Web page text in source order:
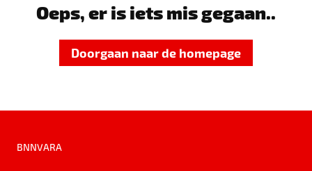
Oeps, er is iets mis gegaan..
Doorgaan naar de homepage
BNNVARA